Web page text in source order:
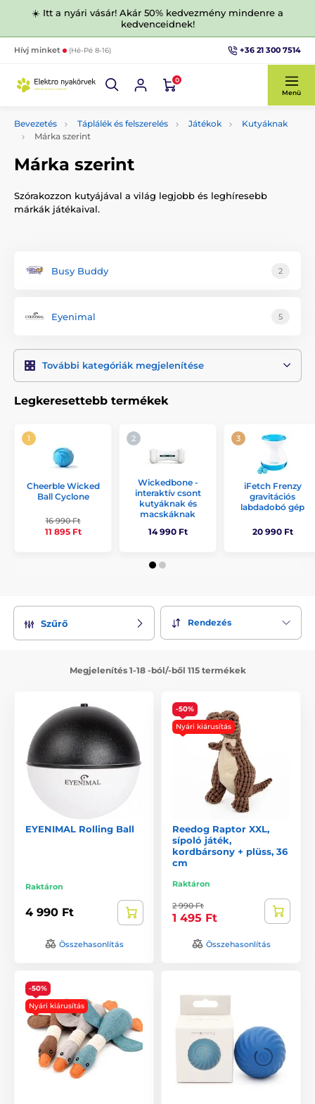
☀️ Itt a nyári vásár! Akár 50% kedvezmény mindenre a
kedvenceidnek!
Hívj minket (Hé-Pé 8-16) +36 21 300 7514
0
Menü
Bevezetés Táplálék és felszerelés Játékok
Kutyáknak
Márka szerint
Márka szerint
Szórakozzon kutyájával a világ legjobb és leghíresebb
márkák játékaival.
Busy Buddy 2
Eyenimal 5
További kategóriák megjelenítése
Legkeresettebb termékek
Cheerble Wicked
Ball Cyclone
16 990 Ft
11 895 Ft
Wickedbone -
interaktív csont
kutyáknak és
macskáknak
14 990 Ft
iFetch Frenzy
gravitációs
labdadobó gép
20 990 Ft
Szűrő Rendezés
Megjelenítés 1-18 -ból/-ből 115 termékek
EYENIMAL Rolling Ball
Raktáron
4 990 Ft
Összehasonlítás
-50%
Nyári kiárusítás
Reedog Raptor XXL,
sípoló játék,
kordbársony + plüss, 36
cm
Raktáron
2 990 Ft
1 495 Ft
Összehasonlítás
-50%
Nyári kiárusítás